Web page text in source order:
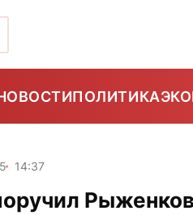
ПОЛИТИКА
14:37